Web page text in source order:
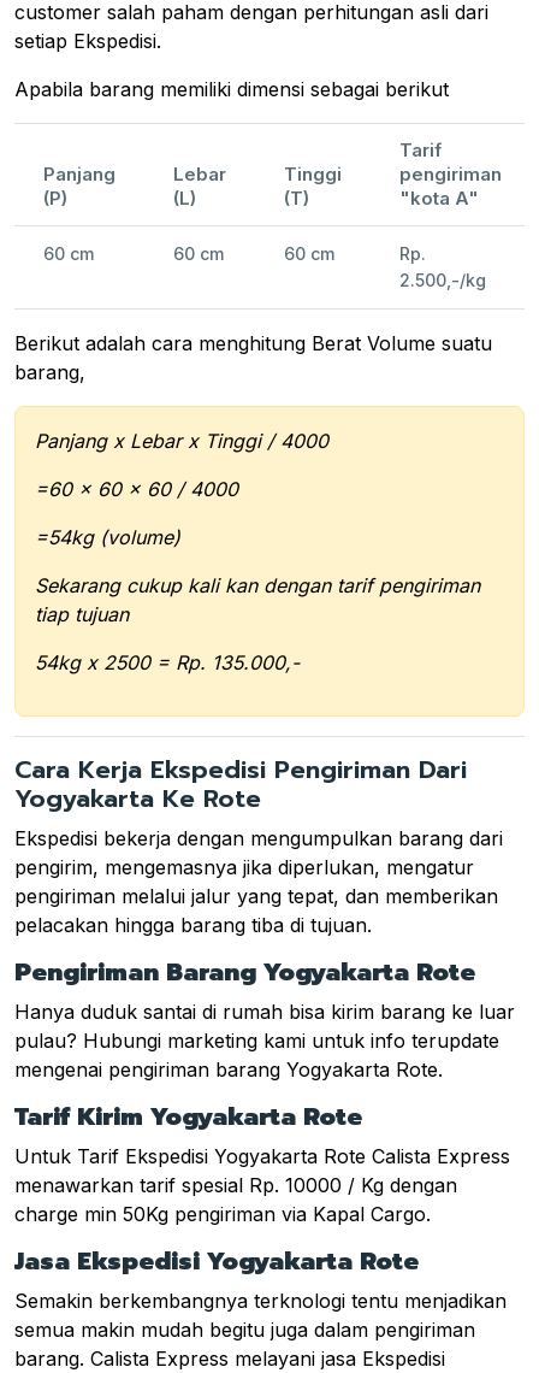
customer salah paham dengan perhitungan asli dari
setiap Ekspedisi.
Apabila barang memiliki dimensi sebagai berikut
Panjang
(P)
Lebar
(L)
Tinggi
(T)
Tarif
pengiriman
"kota A"
60 cm 60 cm 60 cm
Rp.
2.500,-/kg
Berikut adalah cara menghitung Berat Volume suatu
barang,
Panjang x Lebar x Tinggi / 4000
=60 x 60 x 60 / 4000
=54kg (volume)
Sekarang cukup kali kan dengan tarif pengiriman
tiap tujuan
54kg x 2500 = Rp. 135.000,-
Cara Kerja Ekspedisi Pengiriman Dari
Yogyakarta Ke Rote
Ekspedisi bekerja dengan mengumpulkan barang dari
pengirim, mengemasnya jika diperlukan, mengatur
pengiriman melalui jalur yang tepat, dan memberikan
pelacakan hingga barang tiba di tujuan.
Pengiriman Barang Yogyakarta Rote
Hanya duduk santai di rumah bisa kirim barang ke luar
pulau? Hubungi marketing kami untuk info terupdate
mengenai pengiriman barang Yogyakarta Rote.
Tarif Kirim Yogyakarta Rote
Untuk Tarif Ekspedisi Yogyakarta Rote Calista Express
menawarkan tarif spesial Rp. 10000 / Kg dengan
charge min 50Kg pengiriman via Kapal Cargo.
Jasa Ekspedisi Yogyakarta Rote
Semakin berkembangnya terknologi tentu menjadikan
semua makin mudah begitu juga dalam pengiriman
barang. Calista Express melayani jasa Ekspedisi